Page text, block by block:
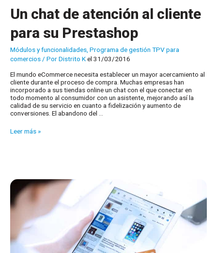
Un chat de atención al cliente
para su Prestashop
Módulos y funcionalidades ,Programa de gestión TPV para
comercios / PorDistrito Kel 31/03/2016
El mundo eCommerce necesita establecer un mayor acercamiento al
cliente durante el proceso de compra. Muchas empresas han
incorporado a sus tiendas online un chat con el que conectar en
todo momento al consumidor con un asistente, mejorando así la
calidad de su servicio en cuanto a fidelización y aumento de
conversiones. El abandono del …
Un
para
su
Prestashop
Leer más »